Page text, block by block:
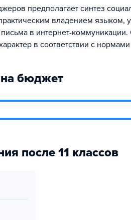
предполагает синтез
владением языком,
в интернет-коммуникации.
в соответствии с нормами
бюджет
после 11 классов